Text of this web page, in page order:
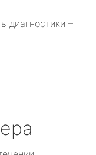
диагностики –